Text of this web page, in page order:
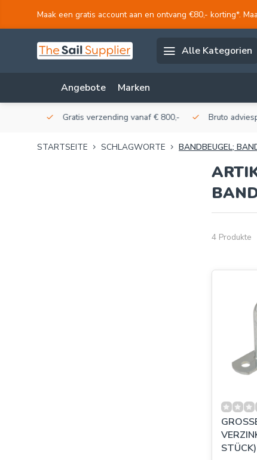
Maak een gratis account aan en ontvang €80,- korting*.
Alle Kategorien
Angebote Marken
Gratis verzending vanaf € 800,- Bruto
STARTSEITE SCHLAGWORTE BANDBEUGEL;
4 Produkte
STÜCK)